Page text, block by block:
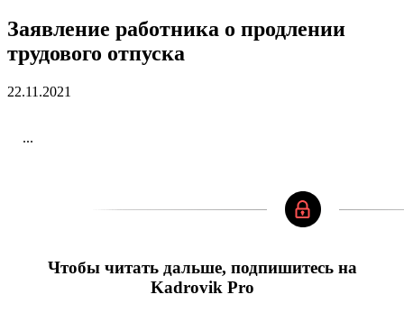
Заявление работника о продлении
трудового отпуска
22.11.2021
...
Чтобы читать дальше, подпишитесь на
Kadrovik Pro